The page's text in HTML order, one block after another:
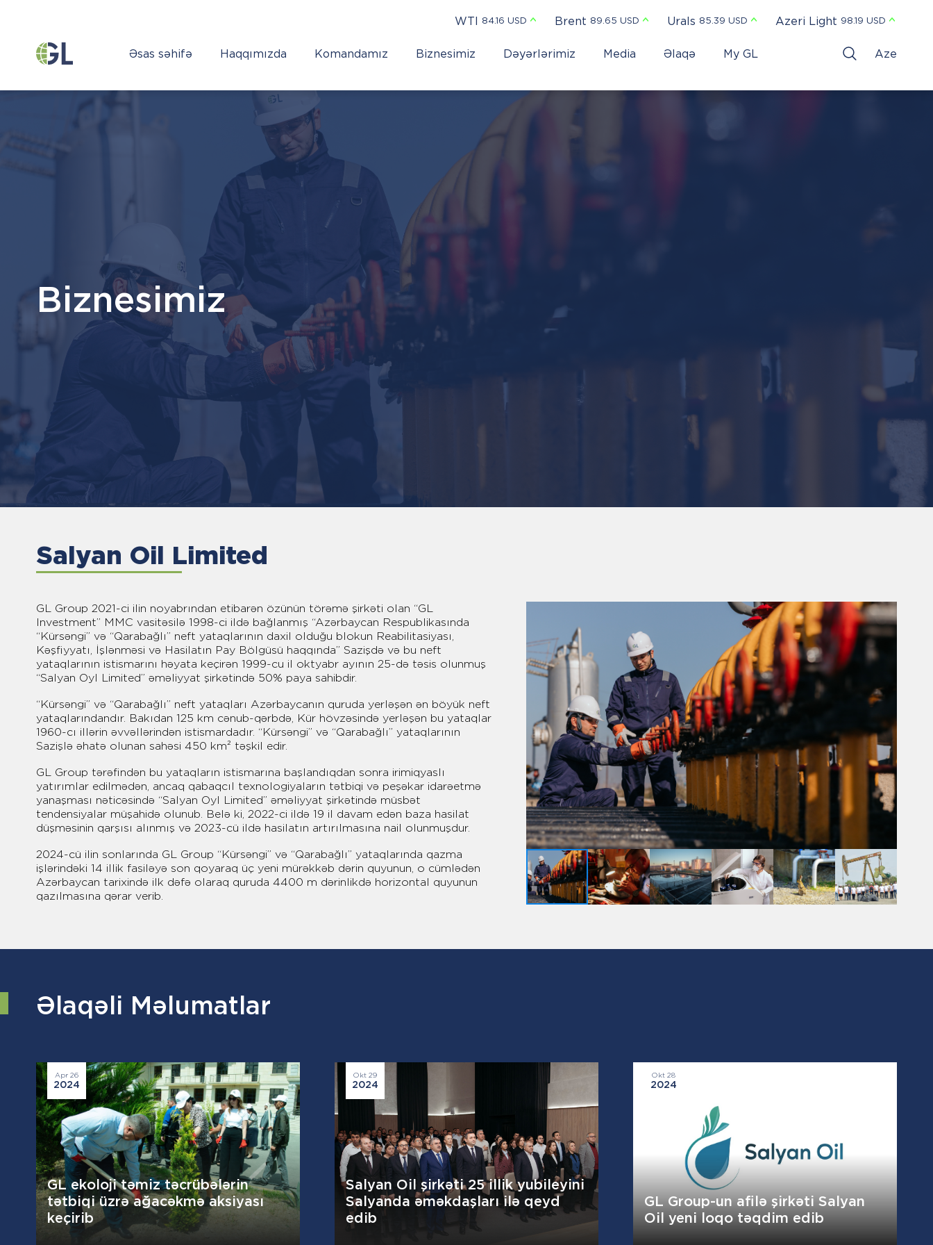
WTI 84.16 USD Brent 89.65 USD Urals 85.39 USD Azeri Light 98.19 USD
Əsas səhifə Haqqımızda Komandamız Biznesimiz Dəyərlərimiz Media Əlaqə My GL Aze
Biznesimiz
Salyan Oil Limited
GL Group 2021-ci ilin noyabrından etibarən özünün törəmə şirkəti olan “GL
Investment” MMC vasitəsilə 1998-ci ildə bağlanmış “Azərbaycan Respublikasında
“Kürsəngi” və “Qarabağlı” neft yataqlarının daxil olduğu blokun Reabilitasiyası,
Kəşfiyyatı, İşlənməsi və Hasilatın Pay Bölgüsü haqqında” Sazişdə və bu neft
yataqlarının istismarını həyata keçirən 1999-cu il oktyabr ayının 25-də təsis olunmuş
“Salyan Oyl Limited” əməliyyat şirkətində 50% paya sahibdir.
“Kürsəngi” və “Qarabağlı” neft yataqları Azərbaycanın quruda yerləşən ən böyük neft
yataqlarındandır. Bakıdan 125 km cənub-qərbdə, Kür hövzəsində yerləşən bu yataqlar
1960-cı illərin əvvəllərindən istismardadır. “Kürsəngi” və “Qarabağlı” yataqlarının
Sazişlə əhatə olunan sahəsi 450 km² təşkil edir.
GL Group tərəfindən bu yataqların istismarına başlandıqdan sonra irimiqyaslı
yatırımlar edilmədən, ancaq qabaqcıl texnologiyaların tətbiqi və peşəkar idarəetmə
yanaşması nəticəsində “Salyan Oyl Limited” əməliyyat şirkətində müsbət
tendensiyalar müşahidə olunub. Belə ki, 2022-ci ildə 19 il davam edən baza hasilat
düşməsinin qarşısı alınmış və 2023-cü ildə hasilatın artırılmasına nail olunmuşdur.
2024-cü ilin sonlarında GL Group “Kürsəngi” və “Qarabağlı” yataqlarında qazma
işlərindəki 14 illik fasiləyə son qoyaraq üç yeni mürəkkəb dərin quyunun, o cümlədən
Azərbaycan tarixində ilk dəfə olaraq quruda 4400 m dərinlikdə horizontal quyunun
qazılmasına qərar verib.
Əlaqəli Məlumatlar
Apr 26
2024
GL ekoloji təmiz təcrübələrin
tətbiqi üzrə ağacəkmə aksiyası
keçirib
Okt 29
2024
Salyan Oil şirkəti 25 illik yubileyini
Salyanda əməkdaşları ilə qeyd
edib
Okt 28
2024
GL Group-un afilə şirkəti Salyan
Oil yeni loqo təqdim edib